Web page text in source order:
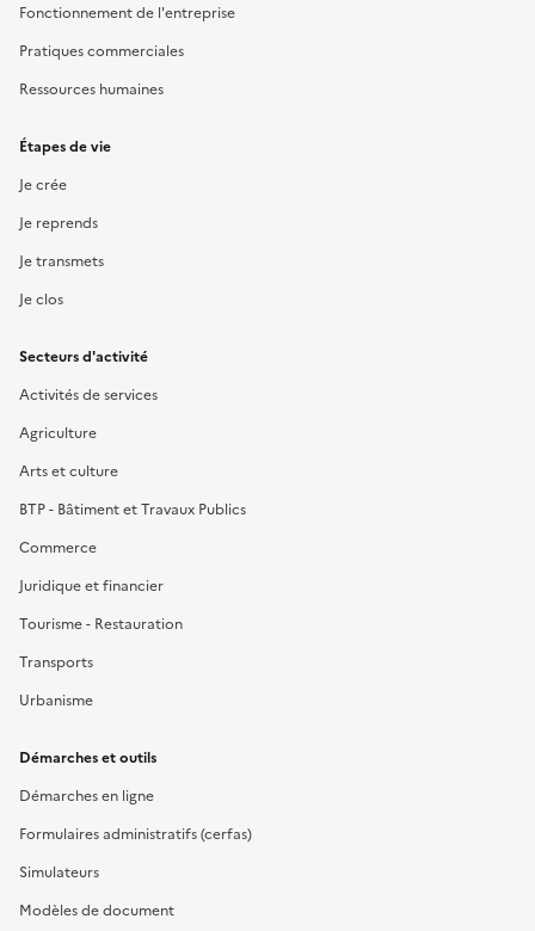
Fonctionnement de l'entreprise
Pratiques commerciales
Ressources humaines
Étapes de vie
Je crée
Je reprends
Je transmets
Je clos
Secteurs d'activité
Activités de services
Agriculture
Arts et culture
BTP - Bâtiment et Travaux Publics
Commerce
Juridique et financier
Tourisme - Restauration
Transports
Urbanisme
Démarches et outils
Démarches en ligne
Formulaires administratifs (cerfas)
Simulateurs
Modèles de document